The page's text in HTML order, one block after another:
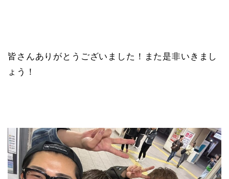
皆さんありがとうございました！また是非いきまし
ょう！